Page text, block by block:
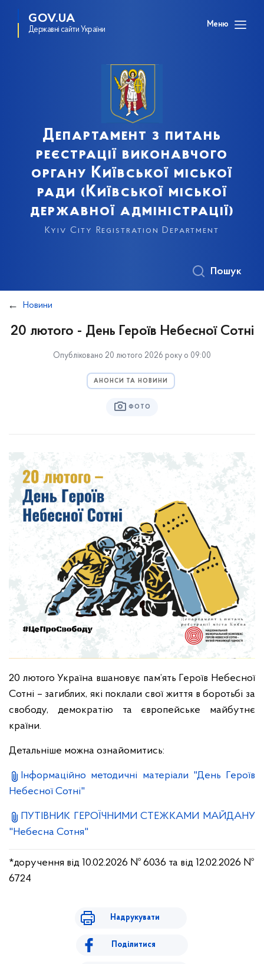
GOV.UA
Державні сайти України
Меню
Департамент з питань
реєстрації виконавчого
органу Київської міської
ради (Київської міської
державної адміністрації)
Kyiv City Registration Department
Пошук
Новини
20 лютого - День Героїв Небесної Сотні
Опубліковано 20 лютого 2026 року о 09:00
АНОНСИ ТА НОВИНИ
ФОТО
20 лютого Україна вшановує пам’ять Героїв Небесної
Сотні – загиблих, які поклали свої життя в боротьбі за
свободу, демократію та європейське майбутнє
країни.
Детальніше можна ознайомитись:
Інформаційно методичні матеріали "День Героїв
Небесної Сотні"
ПУТІВНИК ГЕРОЇЧНИМИ СТЕЖКАМИ МАЙДАНУ
"Небесна Сотня"
*доручення від 10.02.2026 № 6036 та від 12.02.2026 №
6724
Надрукувати
Поділитися